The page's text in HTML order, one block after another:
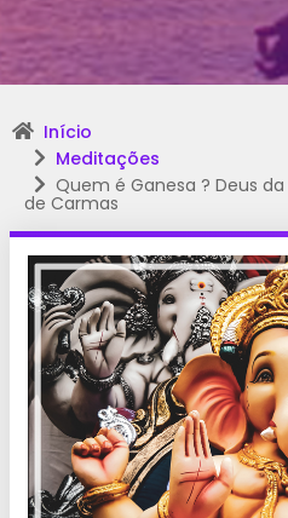
Início
Meditações
Quem é Ganesa ? Deus
de Carmas